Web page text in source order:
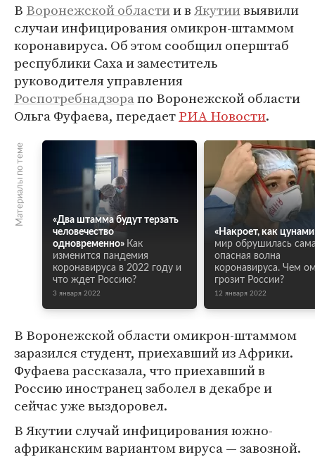
В Воронежской областии вЯкутиивыявили
случаи инфицирования омикрон-штаммом
коронавируса. Об этом сообщил оперштаб
республики Саха и заместитель
руководителя управления
Роспотребнадзорапо Воронежской области
Ольга Фуфаева, передаетРИА Новости.
Материалы по теме
«Два штамма будут терзать
человечество
одновременно» Как
изменится пандемия
коронавируса в 2022 году и
что ждет Россию?
3 января 2022
«Накроет, как
мир обрушилась
опасная волна
коронавируса. Чем
грозит России?
12 января 2022
В Воронежской области омикрон-штаммом
заразился студент, приехавший из Африки.
Фуфаева рассказала, что приехавший в
Россию иностранец заболел в декабре и
сейчас уже выздоровел.
В Якутии случай инфицирования южно-
африканским вариантом вируса — завозной.